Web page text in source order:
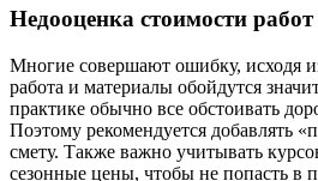
Недооценка стоимости
Многие совершают ошибку, исходя
работа и материалы обойдутся
практике обычно все обстоивать
Поэтому рекомендуется добавлять
смету. Также важно учитывать
сезонные цены, чтобы не попасть в